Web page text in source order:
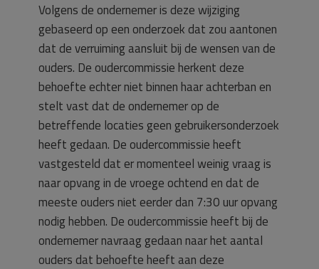
Volgens de ondernemer is deze wijziging
gebaseerd op een onderzoek dat zou aantonen
dat de verruiming aansluit bij de wensen van de
ouders. De oudercommissie herkent deze
behoefte echter niet binnen haar achterban en
stelt vast dat de ondernemer op de
betreffende locaties geen gebruikersonderzoek
heeft gedaan. De oudercommissie heeft
vastgesteld dat er momenteel weinig vraag is
naar opvang in de vroege ochtend en dat de
meeste ouders niet eerder dan 7:30 uur opvang
nodig hebben. De oudercommissie heeft bij de
ondernemer navraag gedaan naar het aantal
ouders dat behoefte heeft aan deze